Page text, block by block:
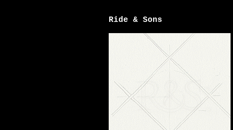
Ride & Sons